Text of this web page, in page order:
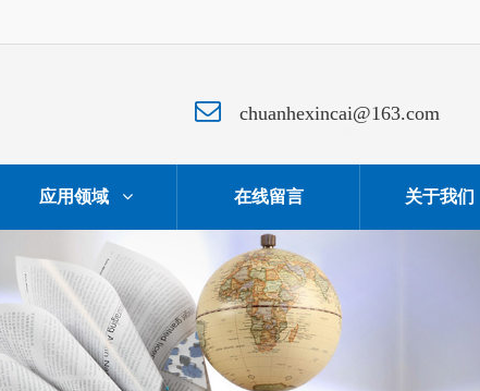
chuanhexincai@163.com
应用领域 在线留言 关于我们